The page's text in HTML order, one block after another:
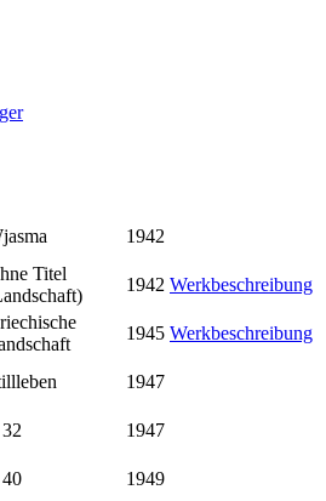
1942
Titel
1942 Werkbeschreibung
1945 Werkbeschreibung
1947
1947
1949